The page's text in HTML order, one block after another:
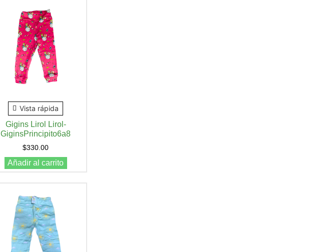
Vista rápida
Gigins Lirol Lirol-
GiginsPrincipito6a8
$330.00
Añadir al carrito